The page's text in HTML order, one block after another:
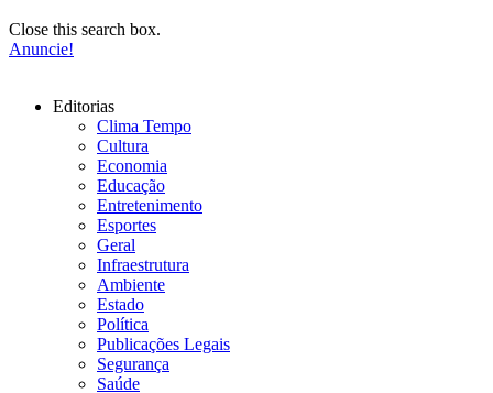
Close this search box.
Anuncie!
Editorias
Clima Tempo
Cultura
Economia
Educação
Entretenimento
Esportes
Geral
Infraestrutura
Ambiente
Estado
Política
Publicações Legais
Segurança
Saúde